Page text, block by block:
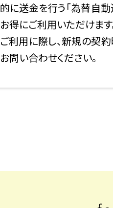
的に送金を行う「為替自
お得にご利用いただけます
ご利用に際し、新規の契
お問い合わせください。